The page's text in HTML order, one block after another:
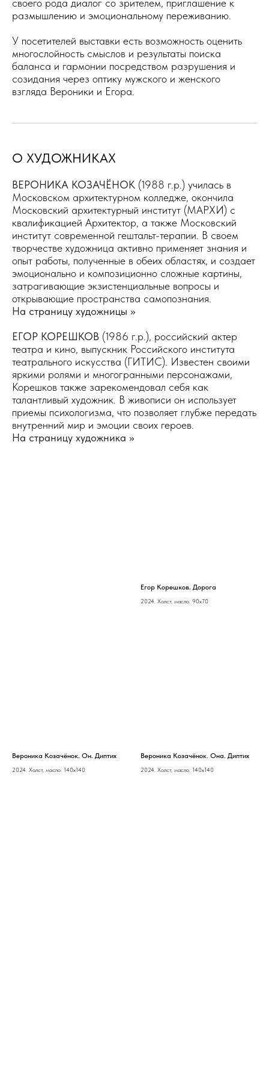
своего рода диалог со зрителем, приглашение к
размышлению и эмоциональному переживанию.
У посетителей выставки есть возможность оценить
многослойность смыслов и результаты поиска
баланса и гармонии посредством разрушения и
созидания через оптику мужского и женского
взгляда Вероники и Егора.
О ХУДОЖНИКАХ
ВЕРОНИКА КОЗАЧЁНОК (1988 г.р.) училась в
Московском архитектурном колледже, окончила
Московский архитектурный институт (МАРХИ) с
квалификацией Архитектор, а также Московский
институт современной гештальт-терапии. В своем
творчестве художница активно применяет знания и
опыт работы, полученные в обеих областях, и создает
эмоционально и композиционно сложные картины,
затрагивающие экзистенциальные вопросы и
открывающие пространства самопознания.
На страницу художницы >>
ЕГОР КОРЕШКОВ (1986 г.р.), российский актер
театра и кино, выпускник Российского института
театрального искусства (ГИТИС). Известен своими
яркими ролями и многогранными персонажами,
Корешков также зарекомендовал себя как
талантливый художник. В живописи он использует
приемы психологизма, что позволяет глубже передать
внутренний мир и эмоции своих героев.
На страницу художника >>
Егор Корешков. Дорога
2024. Холст, масло. 90х70
Вероника Козачёнок. Он. Диптих
2024. Холст, масло. 140х140
Вероника Козачёнок. Она. Диптих
2024. Холст, масло. 140х140